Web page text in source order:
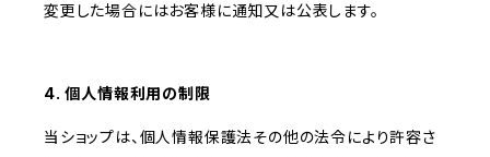
変更した場合にはお客様に通知又は公表します。
4. 個人情報利用の制限
当ショップは、個人情報保護法その他の法令により許容さ